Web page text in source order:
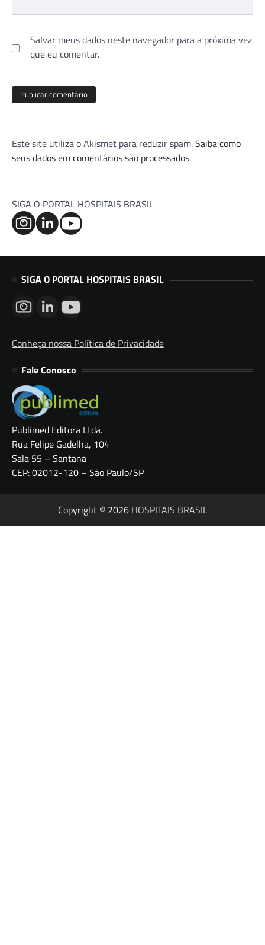
Salvar meus dados neste navegador para a próxima vez
que eu comentar.
Este site utiliza o Akismet para reduzir spam.Saiba como
seus dados em comentários são processados.
SIGA O PORTAL HOSPITAIS BRASIL
SIGA O PORTAL HOSPITAIS BRASIL
Conheça nossa Política de Privacidade
Fale Conosco
Publimed Editora Ltda.
Rua Felipe Gadelha, 104
Sala 55 – Santana
CEP: 02012-120 – São Paulo/SP
Copyright © 2026 HOSPITAIS BRASIL